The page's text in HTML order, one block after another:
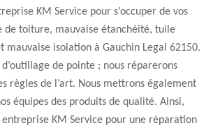
KM Service pour s’occuper de vos
de toiture, mauvaise étanchéité, tuile
mauvaise isolation à Gauchin Legal 62150.
de pointe ; nous réparerons
règles de l’art. Nous mettrons également
équipes des produits de qualité. Ainsi,
KM Service pour une réparation